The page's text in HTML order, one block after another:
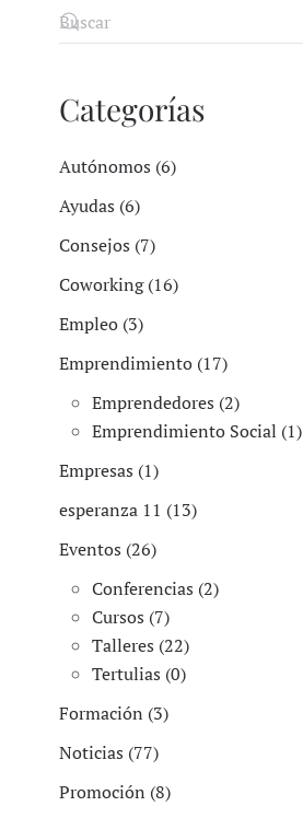
Categorías
Autónomos (6)
Ayudas (6)
Consejos (7)
Coworking (16)
Empleo (3)
Emprendimiento (17)
Emprendedores (2)
Emprendimiento Social (1)
Empresas (1)
esperanza 11 (13)
Eventos (26)
Conferencias (2)
Cursos (7)
Talleres (22)
Tertulias (0)
Formación (3)
Noticias (77)
Promoción (8)